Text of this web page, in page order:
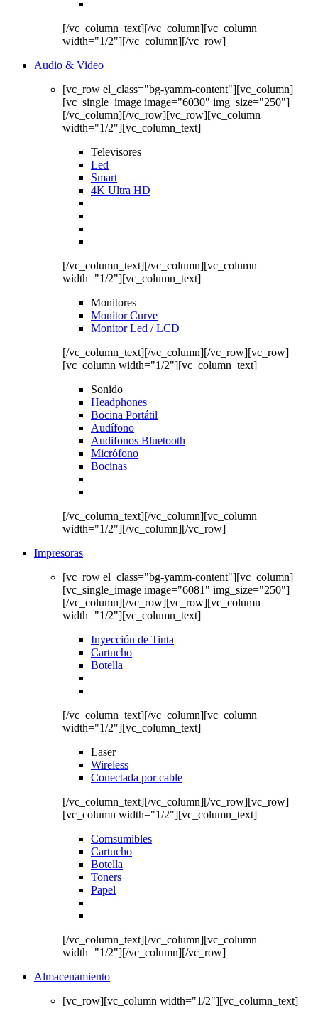
[/vc_column_text][/vc_column][vc_column
width="1/2"][/vc_column][/vc_row]
Audio & Video
[vc_row el_class="bg-yamm-content"][vc_column]
[vc_single_image image="6030" img_size="250"]
[/vc_column][/vc_row][vc_row][vc_column
width="1/2"][vc_column_text]
Televisores
Led
Smart
4K Ultra HD
[/vc_column_text][/vc_column][vc_column
width="1/2"][vc_column_text]
Monitores
Monitor Curve
Monitor Led / LCD
[/vc_column_text][/vc_column][/vc_row][vc_row]
[vc_column width="1/2"][vc_column_text]
Sonido
Headphones
Bocina Portátil
Audífono
Audifonos Bluetooth
Micrófono
Bocinas
[/vc_column_text][/vc_column][vc_column
width="1/2"][/vc_column][/vc_row]
Impresoras
[vc_row el_class="bg-yamm-content"][vc_column]
[vc_single_image image="6081" img_size="250"]
[/vc_column][/vc_row][vc_row][vc_column
width="1/2"][vc_column_text]
Inyección de Tinta
Cartucho
Botella
[/vc_column_text][/vc_column][vc_column
width="1/2"][vc_column_text]
Laser
Wireless
Conectada por cable
[/vc_column_text][/vc_column][/vc_row][vc_row]
[vc_column width="1/2"][vc_column_text]
Comsumibles
Cartucho
Botella
Toners
Papel
[/vc_column_text][/vc_column][vc_column
width="1/2"][/vc_column][/vc_row]
Almacenamiento
[vc_row][vc_column width="1/2"][vc_column_text]